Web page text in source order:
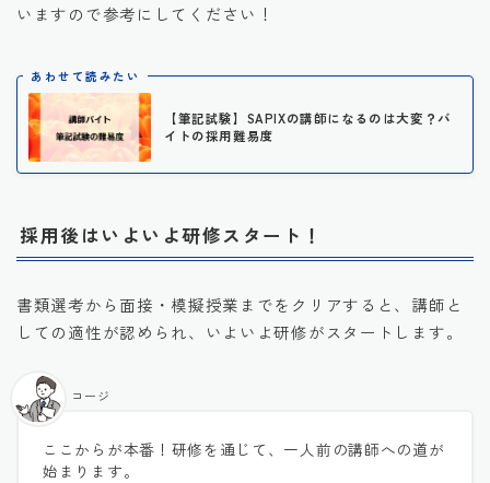
いますので参考にしてください！
あわせて読みたい
【筆記試験】SAPIXの講師になるのは大変？バ
イトの採用難易度
採用後はいよいよ研修スタート！
書類選考から面接・模擬授業までをクリアすると、講師と
しての適性が認められ、いよいよ研修がスタートします。
ここからが本番！研修を通じて、一人前の講師への道が
始まります。
コージ